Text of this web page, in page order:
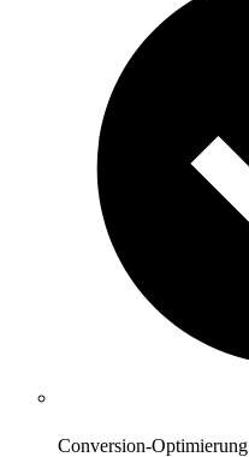
Conversion-Optimierung